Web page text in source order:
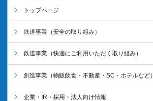
トップページ
鉄道事業 （安全の取り組み）
鉄道事業 （快適にご利用いただく取り組み）
創造事業 （物販飲食・不動産・SC・ホテルなど）
企業・IR・採用・法人向け情報